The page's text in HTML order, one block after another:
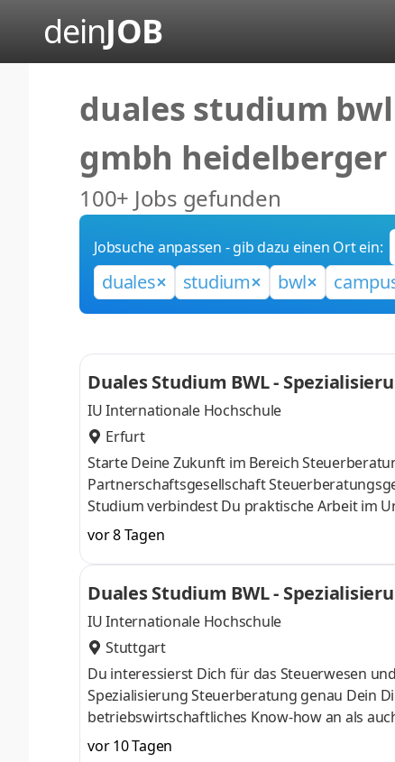
deinJOB
duales studium
gmbh heidelberger
100+ Jobs gefunden
Jobsuche anpassen - gib dazu einen Ort ein:
duales studium bwl
Duales Studium BWL -
IU Internationale Hochschule
Erfurt
Starte Deine Zukunft im Bereich
Partnerschaftsgesellschaft
Studium verbindest Du praktische Arbeit im
Campus. Interaktive Lehrmaterialien
ist eine überregional tätige
Ausland betreut. Das Unternehmen legt
stets bestrebt, sich mit den Anliegen seiner
vor 8 Tagen
Duales Studium BWL -
IU Internationale Hochschule
Stuttgart
Du interessierst Dich für das Steuerwesen
Spezialisierung Steuerberatung genau Dein
betriebswirtschaftliches Know-how an als
Oktober starten – direkt am Campus vor Ort
vor 10 Tagen